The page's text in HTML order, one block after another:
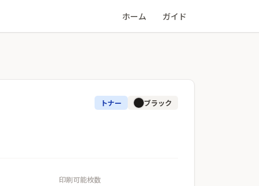
ホーム ガイド
トナー ブラック
印刷可能枚数